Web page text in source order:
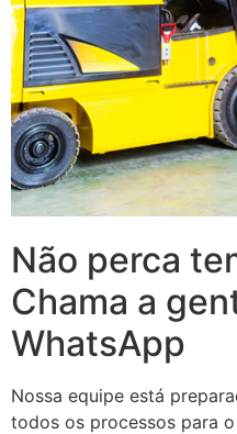
Não perca
Chama a
WhatsApp
Nossa equipe está
todos os processos para